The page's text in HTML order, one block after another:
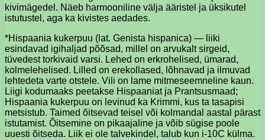
kivimägedel. Näeb harmooniline välja ääristel ja üksikutel
istutustel, aga ka kivistes aedades.
*Hispaania kukerpuu (lat. Genista hispanica) — liiki
esindavad igihaljad põõsad, millel on arvukalt sirgeid,
tüvedest torkivaid varsi. Lehed on erkrohelised, ümarad,
kolmelehelised. Lilled on erekollased, lõhnavad ja ilmuvad
lehtedeta varte otstele. Vili on lame mitmeseemneline kaun.
Liigi kodumaaks peetakse Hispaaniat ja Prantsusmaad;
Hispaania kukerpuu on levinud ka Krimmi, kus ta tasapisi
metsistub. Taimed õitsevad teisel või kolmandal aastal pärast
istutamist. Õitsemine on pikaajaline ja võib sügise poole
uuesti õitseda. Liik ei ole talvekindel, talub kun i-10C külma.